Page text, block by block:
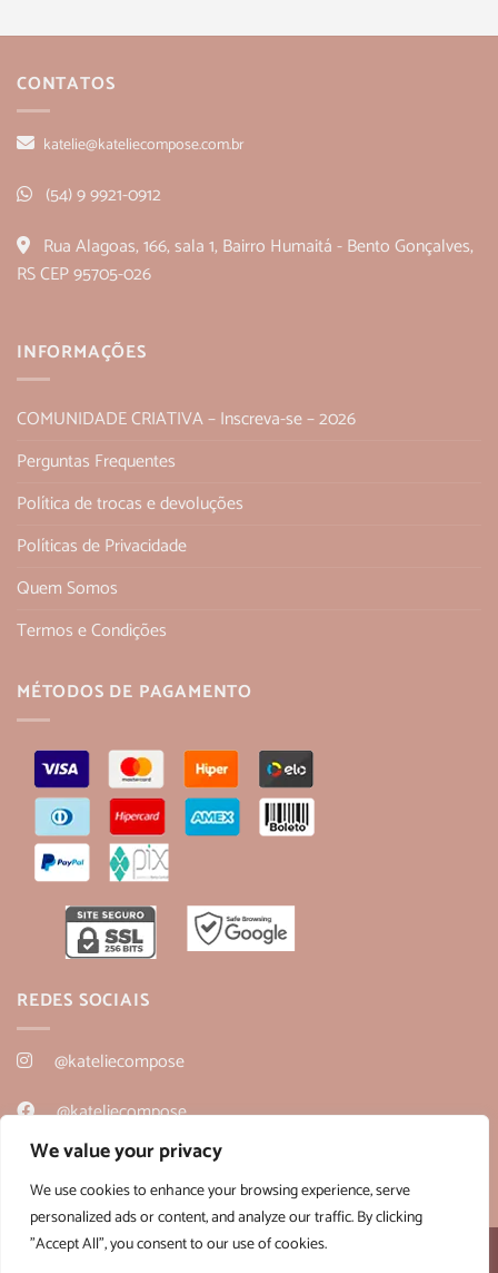
We value your privacy
We use cookies to enhance your browsing experience, serve
personalized ads or content, and analyze our traffic. By clicking
"Accept All", you consent to our use of cookies.
CONTATOS
katelie@kateliecompose.com.br
(54) 9 9921-0912
Rua Alagoas, 166, sala 1, Bairro Humaitá - Bento Gonçalves,
RS CEP 95705-026
INFORMAÇÕES
COMUNIDADE CRIATIVA – Inscreva-se – 2026
Perguntas Frequentes
Política de trocas e devoluções
Políticas de Privacidade
Quem Somos
Termos e Condições
MÉTODOS DE PAGAMENTO
REDES SOCIAIS
@kateliecompose
@kateliecompose
@kateliecompose